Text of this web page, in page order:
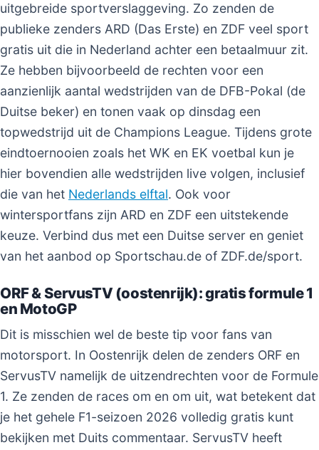
uitgebreide sportverslaggeving. Zo zenden de
publieke zenders ARD (Das Erste) en ZDF veel sport
gratis uit die in Nederland achter een betaalmuur zit.
Ze hebben bijvoorbeeld de rechten voor een
aanzienlijk aantal wedstrijden van de DFB-Pokal (de
Duitse beker) en tonen vaak op dinsdag een
topwedstrijd uit de Champions League. Tijdens grote
eindtoernooien zoals het WK en EK voetbal kun je
hier bovendien alle wedstrijden live volgen, inclusief
die van het Nederlands elftal. Ook voor
wintersportfans zijn ARD en ZDF een uitstekende
keuze. Verbind dus met een Duitse server en geniet
van het aanbod op Sportschau.de of ZDF.de/sport.
ORF & ServusTV (oostenrijk): gratis formule 1
en MotoGP
Dit is misschien wel de beste tip voor fans van
motorsport. In Oostenrijk delen de zenders ORF en
ServusTV namelijk de uitzendrechten voor de Formule
1. Ze zenden de races om en om uit, wat betekent dat
je het gehele F1-seizoen 2026 volledig gratis kunt
bekijken met Duits commentaar. ServusTV heeft